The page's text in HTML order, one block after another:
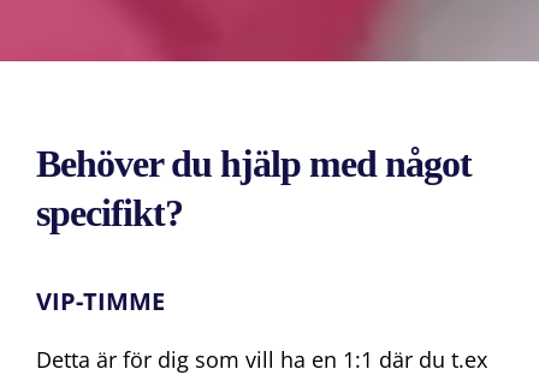
Behöver du hjälp med något
specifikt?
VIP-TIMME
Detta är för dig som vill ha en 1:1 där du t.ex